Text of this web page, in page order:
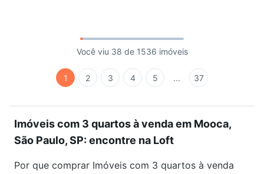
Você viu 38 de 1536 imóveis
1 2 3 4 5 ... 37
Imóveis com 3 quartos à venda em Mooca,
São Paulo, SP: encontre na Loft
Por que comprar Imóveis com 3 quartos à venda